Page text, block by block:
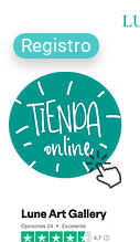
Registro